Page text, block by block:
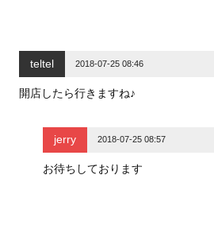
teltel 2018-07-25 08:46
開店したら行きますね♪
jerry 2018-07-25 08:57
お待ちしております